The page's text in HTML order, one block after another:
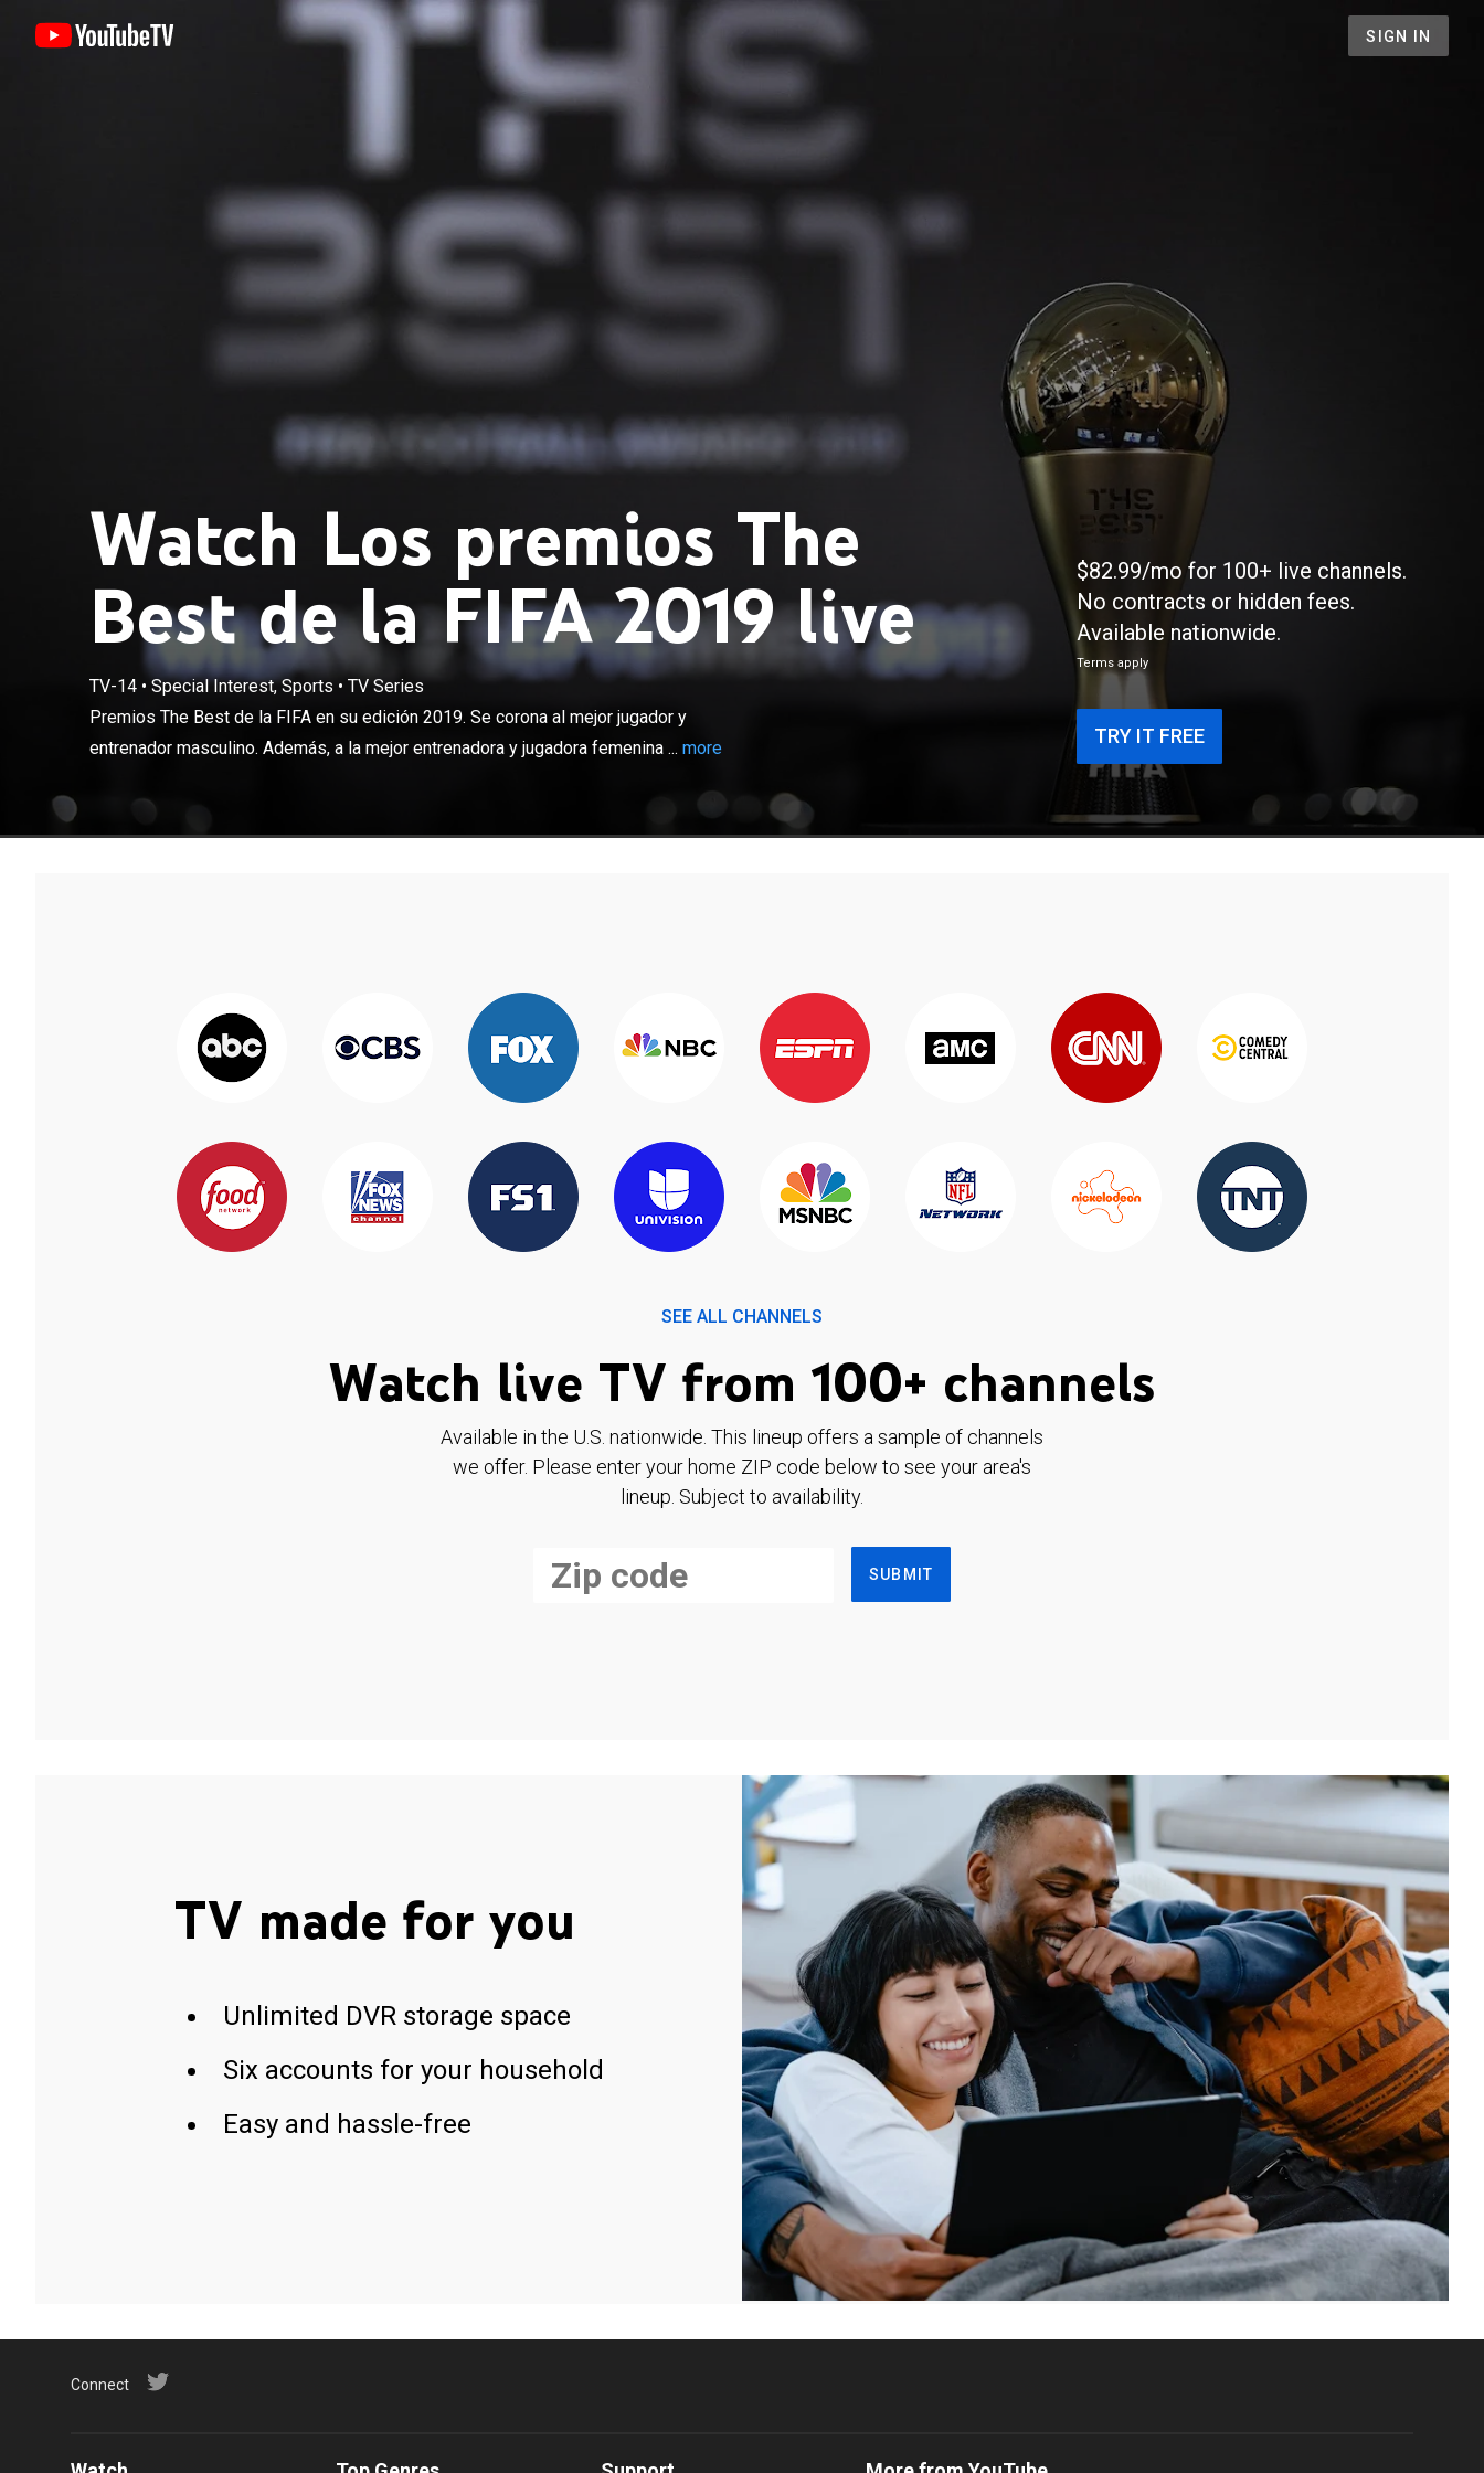
SIGN IN
Watch Los premios The
Best de la FIFA 2019 live
TV-14• Special Interest, Sports • TV Series
Premios The Best de la FIFA en su edición 2019. Se corona al mejor jugador y
entrenador masculino. Además, a la mejor entrenadora y jugadora femenina ... more
Premios The Best de la FIFA en su edición 2019. Se corona al mejor
jugador y entrenador masculino. Además, a la mejor entrenadora y
jugadora femenina de la campaña pasada. Desde Milán, Italia.
×
$82.99/mo for 100+ live channels.
No contracts or hidden fees.
Available nationwide.
Terms apply
TRY IT FREE
SEE ALL CHANNELS
Watch live TV from 100+ channels
Available in the U.S. nationwide. This lineup offers a sample of channels
we offer. Please enter your home ZIP code below to see your area's
lineup. Subject to availability.
SUBMIT
TV made for you
Unlimited DVR storage space
Six accounts for your household
Easy and hassle-free
Connect